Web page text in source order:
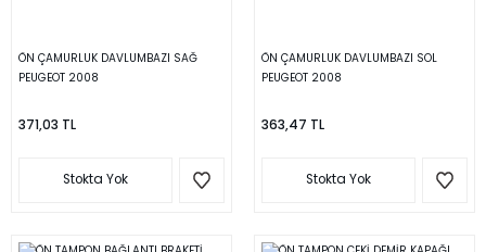
ÖN ÇAMURLUK DAVLUMBAZI SAĞ
PEUGEOT 2008
371,03 TL
Stokta Yok
ÖN ÇAMURLUK DAVLUMBAZI SOL
PEUGEOT 2008
363,47 TL
Stokta Yok